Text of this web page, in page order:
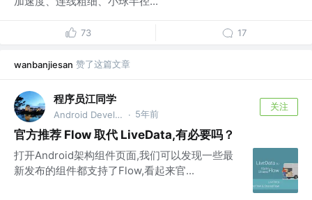
73 17
wanbanjiesan 赞了这篇文章
程序员江同学
Android Developer · 5年前
关注
官方推荐 Flow 取代 LiveData,有必要吗？
打开Android架构组件页面,我们可以发现一些最
新发布的组件都支持了Flow,看起来官...